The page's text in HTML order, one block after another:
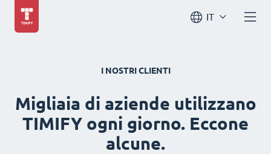
IT
I NOSTRI CLIENTI
Migliaia di aziende utilizzano
TIMIFY ogni giorno. Eccone
alcune.